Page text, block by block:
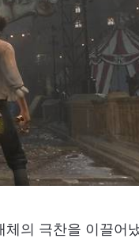
의 극찬을 이끌어